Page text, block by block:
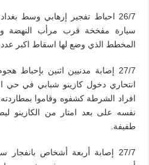
26/7 احباط تفجير إرهابي وسط
سيارة مفخخة قرب مرأب النهضة
المخطط الذي وضع لها اسقاط اكبر
27/7 إصابة مدنيين اثنين بإحباط
انتحاري دخول كازينو شبابي في حي
افراد الشرطة كشفوه وقاموا
نفسه على بعد امتار من الكازينو
طفيفة.
27/7 إصابة أربعة أشخاص